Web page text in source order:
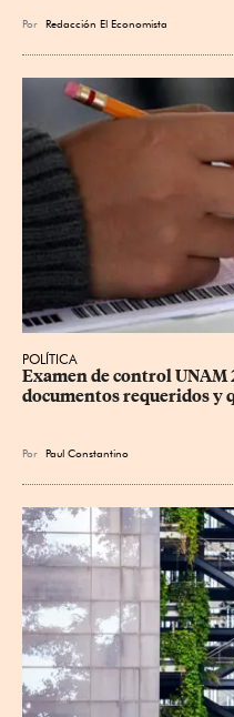
Por Redacción El Economista
POLÍTICA
Examen de control UNAM
documentos requeridos y
Por Paul Constantino